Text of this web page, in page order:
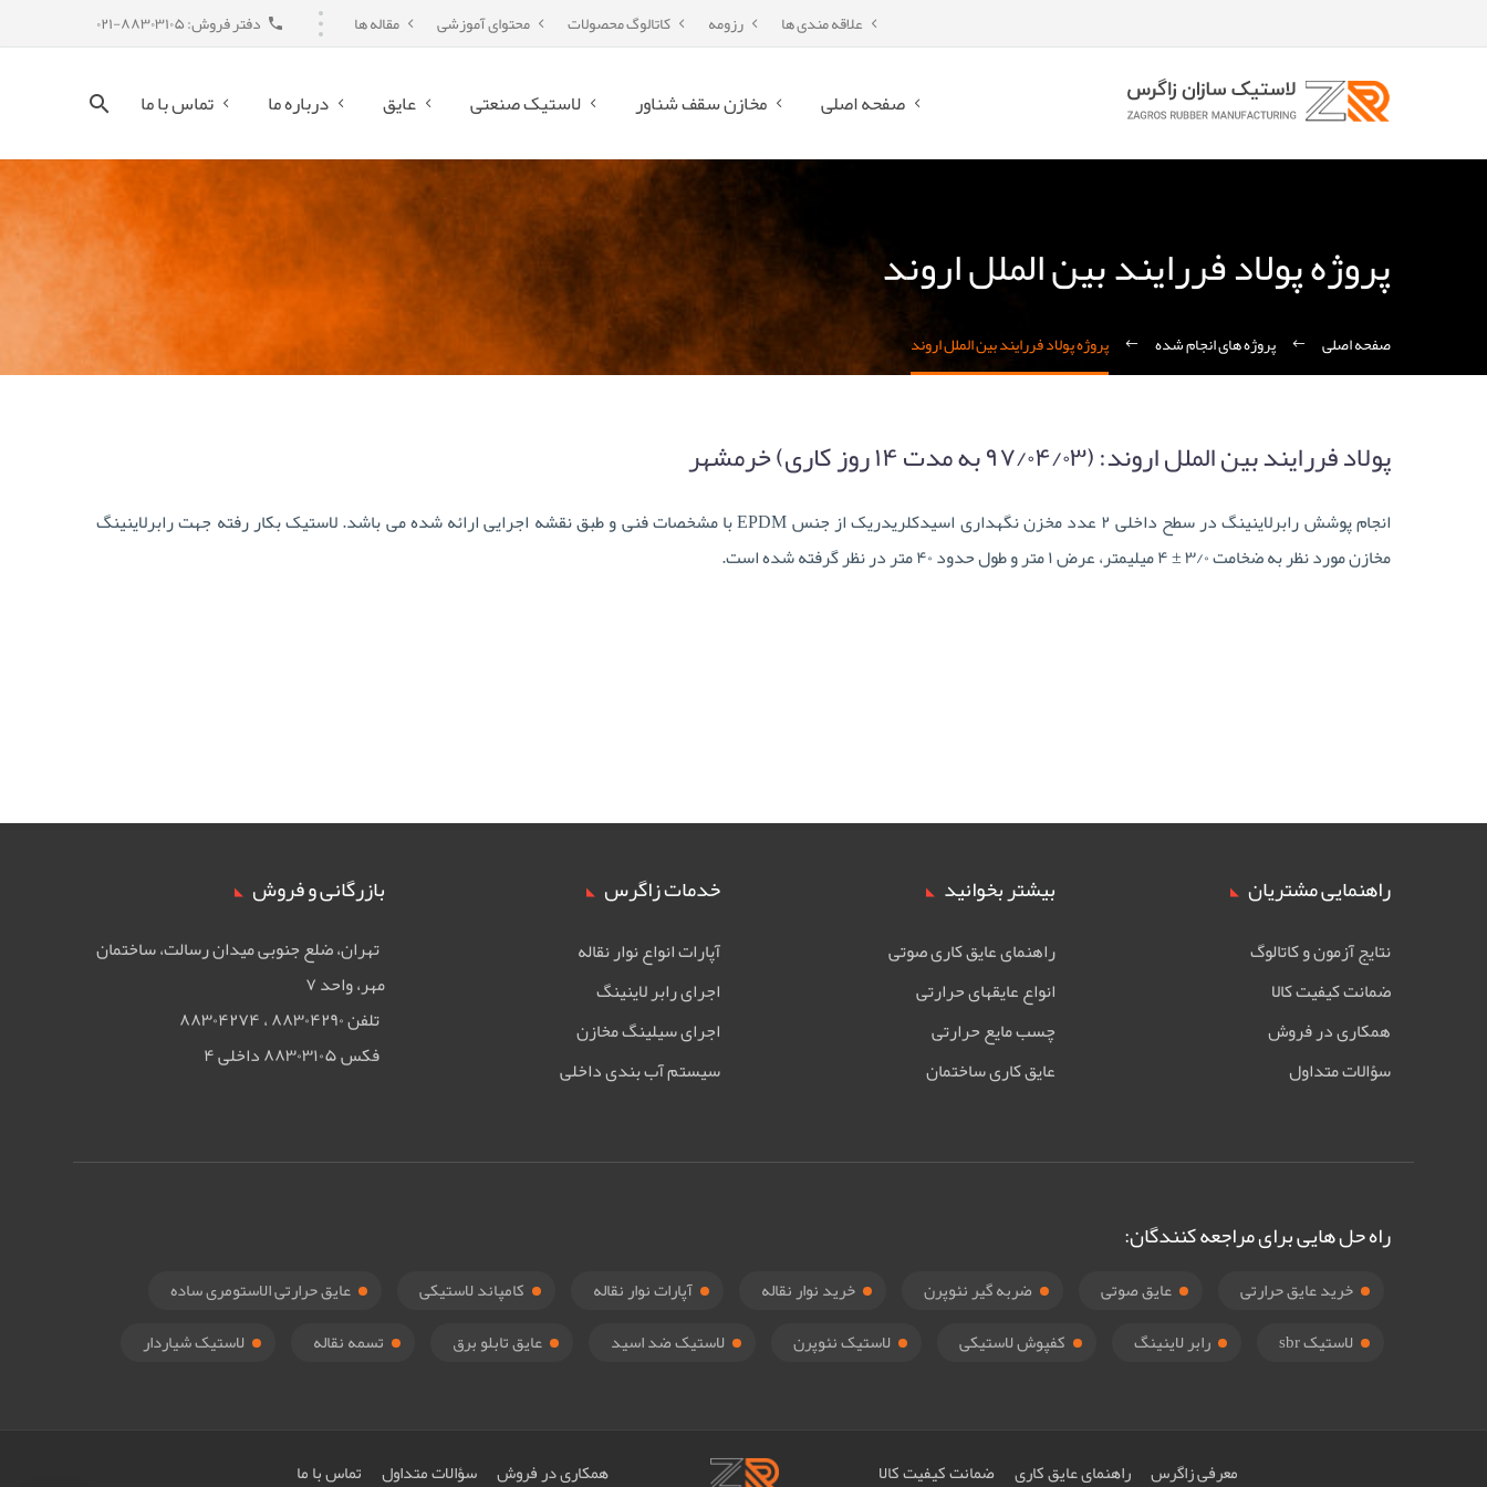
دفتر فروش: ۸۸۳۰۳۱۰۵-۰۲۱ علاقه مندی ها رزومه کاتالوگ محصولات محتوای آموزشی مقاله ها
صفحه اصلی مخازن سقف شناور لاستیک صنعتی عایق درباره ما تماس با ما
پروژه پولاد فررایند بین الملل اروند
صفحه اصلی پروژه های انجام شده پروژه پولاد فررایند بین الملل اروند
پولاد فررایند بین الملل اروند: (۹۷/۰۴/۰۳ به مدت ۱۴ روز کاری) خرمشهر
انجام پوشش رابرلاینینگ در سطح داخلی ۲ عدد مخزن نگهداری اسیدکلریدریک از جنس EPDM با مشخصات فنی و طبق نقشه اجرایی ارائه شده می باشد. لاستیک بکار رفته جهت رابرلاینینگ
مخازن مورد نظر به ضخامت ۳/۰ ± ۴ میلیمتر، عرض ۱ متر و طول حدود ۴۰ متر در نظر گرفته شده است.
بازرگانی و فروش
تهران، ضلع جنوبی ميدان رسالت، ساختمان
مهر، واحد ۷
تلفن ۸۸۳۰۴۲۹۰ ، ۸۸۳۰۴۲۷۴
فکس ۸۸۳۰۳۱۰۵ داخلی ۴
خدمات زاگرس
آپارات انواع نوار نقاله
اجرای رابر لاینینگ
اجرای سیلینگ مخازن
سیستم آب بندی داخلی
بیشتر بخوانید
راهنمای عایق کاری صوتی
انواع عایقهای حرارتی
چسب مایع حرارتی
عایق کاری ساختمان
راهنمایی مشتریان
نتایج آزمون و کاتالوگ
ضمانت کیفیت کالا
همکاری در فروش
سؤالات متداول
راه حل هایی برای مراجعه کنندگان:
خرید عایق حرارتی عایق صوتی ضربه گیر نئوپرن خرید نوار نقاله آپارات نوار نقاله کامپاند لاستیکی
عایق حرارتی الاستومری ساده
لاستیک sbr
رابر لاینینگ کفپوش لاستیکی لاستیک نئوپرن لاستیک ضد اسید عایق تابلو برق تسمه نقاله لاستیک شیاردار
همکاری در فروش سؤالات متداول تماس با ما معرفی زاگرس راهنمای عایق کاری ضمانت کیفیت کالا